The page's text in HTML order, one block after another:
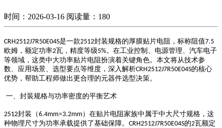
时间：2026-03-16 阅读量：180
CRH2512J7R50E04S是一款2512封装规格的厚膜贴片电阻，标称阻值7.5
欧姆，额定功率2瓦，精度等级5%。在工业控制、电源管理、汽车电子
等领域，这类中大功率贴片电阻扮演着关键角色。本文将从技术参
数、应用场景、选型要点等维度，深入解析CRH2512J7R50E04S的核心
优势，帮助工程师做出更合理的元器件选型决策。
一、封装规格与功率密度的平衡艺术
2512封装（6.4mm×3.2mm）在贴片电阻家族中属于中大尺寸规格，这
种物理尺寸为功率承载提供了基础保障。 CRH2512J7R50E04S的2瓦额定